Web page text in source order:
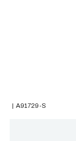
A91729-S